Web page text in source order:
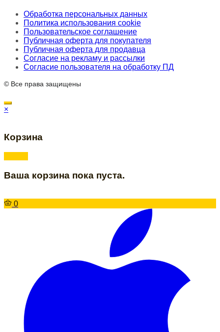
Обработка персональных данных
Политика использования cookie
Пользовательское соглашение
Публичная оферта для покупателя
Публичная оферта для продавца
Согласие на рекламу и рассылки
Согласие пользователя на обработку ПД
© Все права защищены
×
Корзина
Ваша корзина пока пуста.
0